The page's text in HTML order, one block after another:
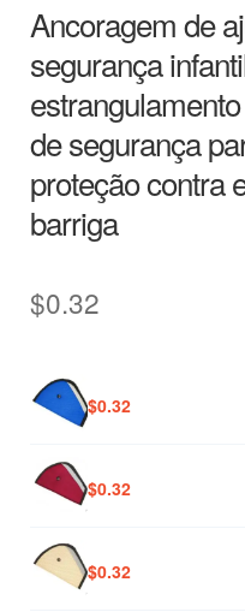
Ancoragem de
segurança
de segurança
proteção contra
barriga
$0.32
$0.32
$0.32
$0.32